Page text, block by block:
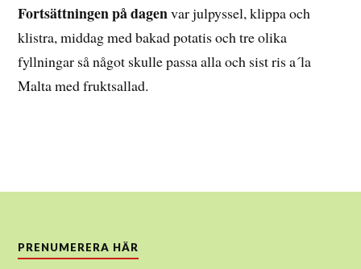
Fortsättningen på dagenvar julpyssel, klippa och
klistra, middag med bakad potatis och tre olika
fyllningar så något skulle passa alla och sist ris a´la
Malta med fruktsallad.
PRENUMERERA HÄR